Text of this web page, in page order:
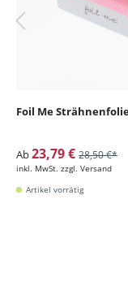
Foil Me
Ab23,79 € 28,50 €*
inkl. MwSt. zzgl. Versand
Artikel vorrätig